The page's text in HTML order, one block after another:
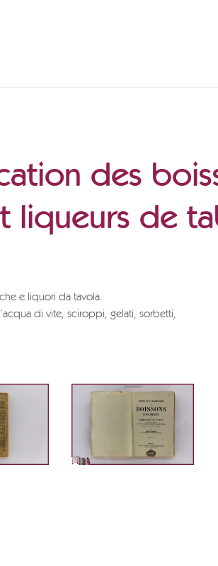
des
liqueurs de
e liquori da tavola.
di vite, sciroppi, gelati, sorbetti,